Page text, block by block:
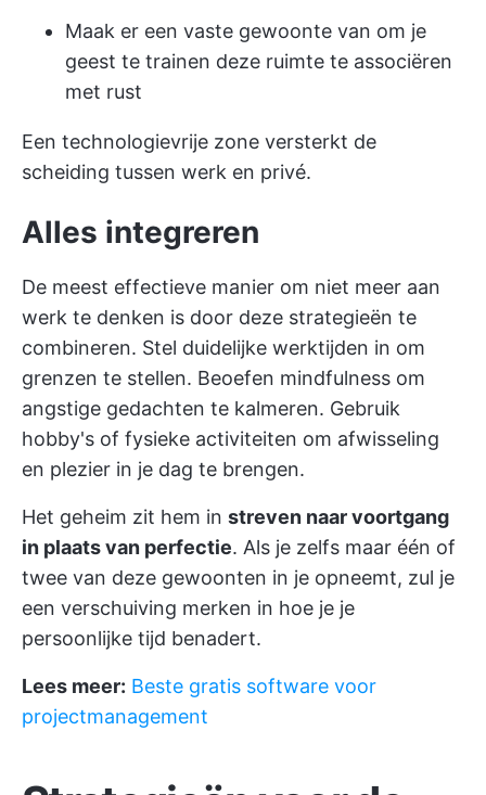
Maak er een vaste gewoonte van om je
geest te trainen deze ruimte te associëren
met rust
Een technologievrije zone versterkt de
scheiding tussen werk en privé.
Alles integreren
De meest effectieve manier om niet meer aan
werk te denken is door deze strategieën te
combineren. Stel duidelijke werktijden in om
grenzen te stellen. Beoefen mindfulness om
angstige gedachten te kalmeren. Gebruik
hobby's of fysieke activiteiten om afwisseling
en plezier in je dag te brengen.
Het geheim zit hem in streven naar voortgang
in plaats van perfectie. Als je zelfs maar één of
twee van deze gewoonten in je opneemt, zul je
een verschuiving merken in hoe je je
persoonlijke tijd benadert.
Lees meer: Beste gratis software voor
projectmanagement